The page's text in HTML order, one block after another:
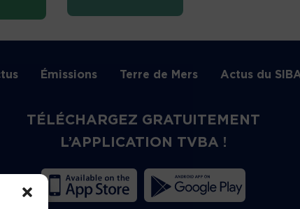
Émissions Terre de Mers Actus du
TÉLÉCHARGEZ GRATUITEMENT
L’APPLICATION TVBA !